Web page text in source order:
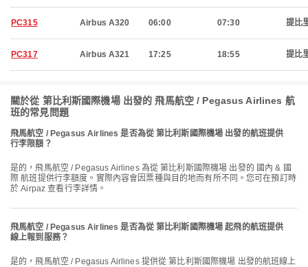
PC315 Airbus A320 06:00 07:30 提比
PC317 Airbus A321 17:25 18:55 提比
關於從 第比利斯國際機場 出發的 飛馬航空 / Pegasus Airlines 航
班的常見問題
飛馬航空 / Pegasus Airlines 是否為從 第比利斯國際機場 出發的航班提供
行李限額？
是的，飛馬航空 / Pegasus Airlines 為從 第比利斯國際機場 出發的 國內 & 國
際 航班提供行李額度。實際內容會因票種與目的地而有所不同。您可在預訂時
於 Airpaz 查看行李詳情。
飛馬航空 / Pegasus Airlines 是否為從 第比利斯國際機場 起飛的航班提供
線上報到服務？
是的，飛馬航空 / Pegasus Airlines 提供從 第比利斯國際機場 出發的航班線上